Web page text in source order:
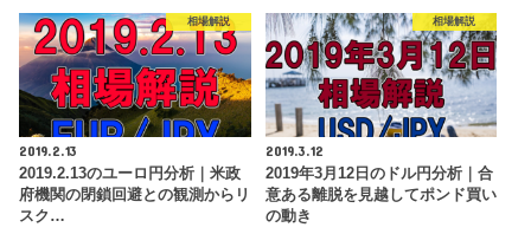
相場解説
2019.2.13
2019.2.13のユーロ円分析｜米政
府機関の閉鎖回避との観測からリ
スク…
相場解説
2019.3.12
2019年3月12日のドル円分析｜合
意ある離脱を見越してポンド買い
の動き